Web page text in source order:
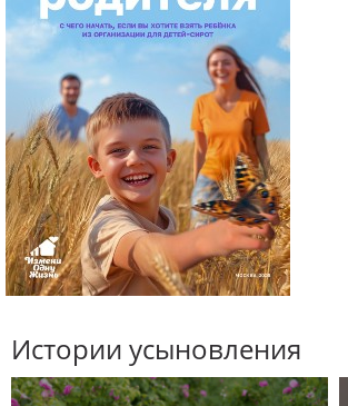
Истории усыновления